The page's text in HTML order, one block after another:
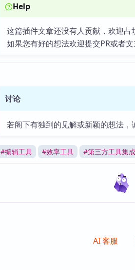
Help
这篇插件文章还没有人贡献，欢迎占
如果您有好的想法欢迎提交PR或者文
讨论
若阁下有独到的见解或新颖的想法，
#编辑工具 #效率工具 #第三方工具集成
AI 客服